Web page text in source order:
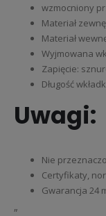
wzmocniony
Materiał
Materiał
Wyjmowana
Zapięcie:
Długość
Uwagi:
Nie
Certyfikaty,
Gwarancja 24
„